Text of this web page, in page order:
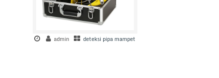
admin deteksi pipa mampet